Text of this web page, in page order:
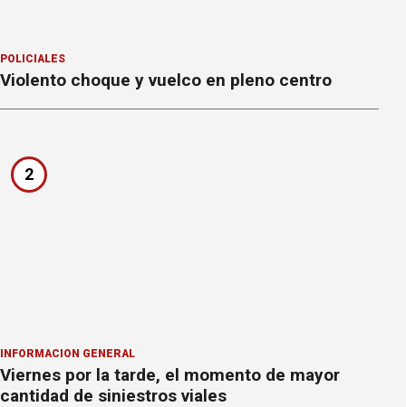
POLICIALES
Violento choque y vuelco en pleno centro
2
INFORMACION GENERAL
Viernes por la tarde, el momento de mayor
cantidad de siniestros viales